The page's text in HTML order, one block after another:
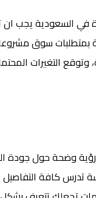
في السعودية يجب
بمتطلبات سوق
وتوقع التغيرات
وضحة حول جودة
تدرس كافة